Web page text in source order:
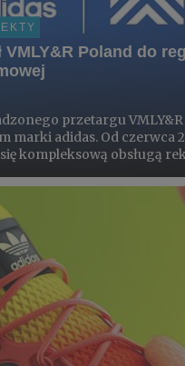
VMLY&R Poland do
przetargu
marki adidas. Od czerwca
kompleksową obsługą